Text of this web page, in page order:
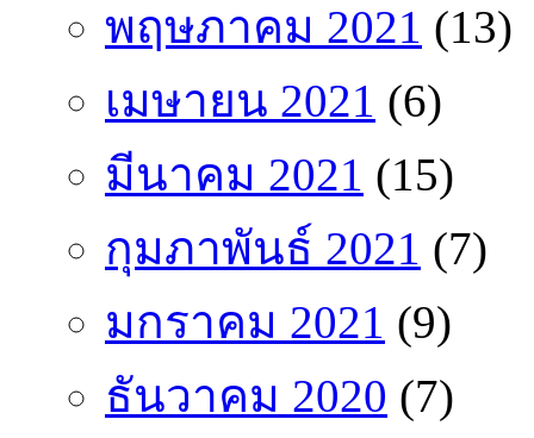
พฤษภาคม 2021 (13)
เมษายน 2021 (6)
มีนาคม 2021 (15)
กุมภาพันธ์ 2021 (7)
มกราคม 2021 (9)
ธันวาคม 2020 (7)